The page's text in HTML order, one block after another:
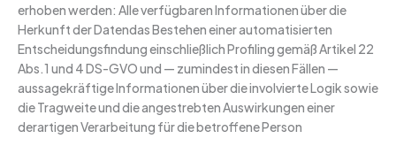
erhoben werden: Alle verfügbaren Informationen über die
Herkunft der Datendas Bestehen einer automatisierten
Entscheidungsfindung einschließlich Profiling gemäß Artikel 22
Abs.1 und 4 DS-GVO und — zumindest in diesen Fällen —
aussagekräftige Informationen über die involvierte Logik sowie
die Tragweite und die angestrebten Auswirkungen einer
derartigen Verarbeitung für die betroffene Person